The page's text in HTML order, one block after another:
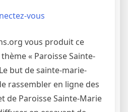
vous
vous produit ce
« Paroisse Sainte-
but de sainte-marie-
rassembler en ligne des
de Paroisse Sainte-Marie